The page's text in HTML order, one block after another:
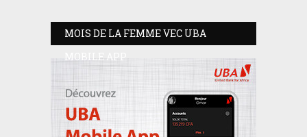
MOIS DE LA FEMME VEC UBA
MOBILE APP